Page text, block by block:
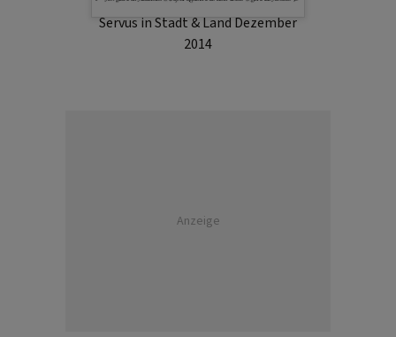
Servus in Stadt & Land Dezember
2014
Anzeige